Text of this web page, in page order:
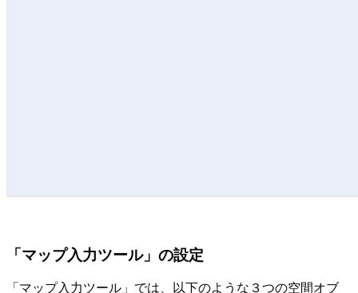
「マップ入力ツール」の設定
「マップ入力ツール」では、以下のような３つの空間オブ